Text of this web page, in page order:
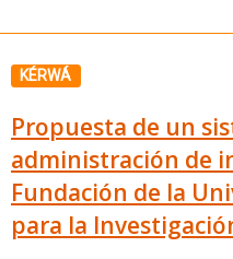
KÉRWÁ
Propuesta de un
administración de
Fundación de la
para la